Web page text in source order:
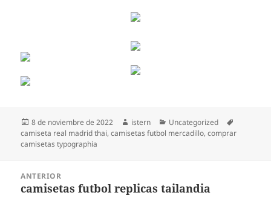
Publicado
el
8 de noviembre de 2022 Autor
istern Categorías
Uncategorized
camiseta real madrid thai,camisetas futbol mercadillo,comprar
camisetas typographia
entradas
ANTERIOR
Entrada
camisetas futbol replicas tailandia